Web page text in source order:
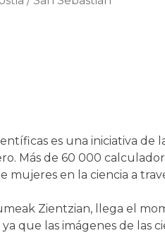
es una iniciativa
Más de 60 000
en la ciencia a
Zientzian, llega el
que las imágenes de las